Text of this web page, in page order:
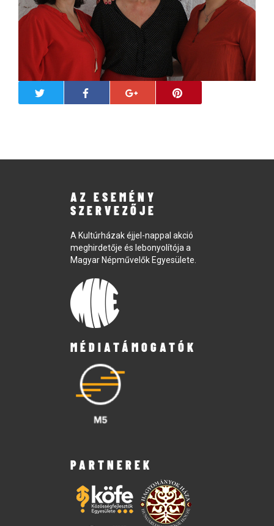
AZ ESEMÉNY
SZERVEZŐJE
A Kultúrházak éjjel-nappal akció
meghirdetője és lebonyolítója a
Magyar Népművelők Egyesülete.
MÉDIATÁMOGATÓK
PARTNEREK